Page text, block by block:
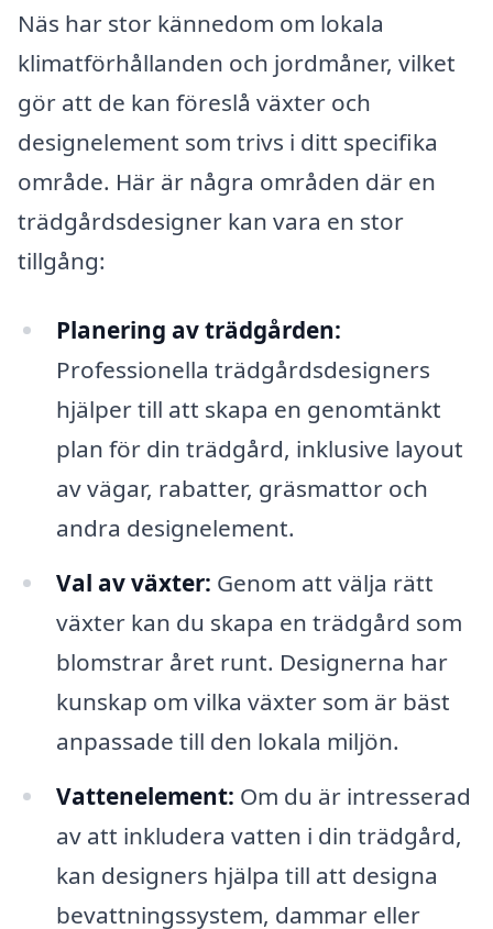
Näs har stor kännedom om lokala
klimatförhållanden och jordmåner, vilket
gör att de kan föreslå växter och
designelement som trivs i ditt specifika
område. Här är några områden där en
trädgårdsdesigner kan vara en stor
tillgång:
Planering av trädgården:
Professionella trädgårdsdesigners
hjälper till att skapa en genomtänkt
plan för din trädgård, inklusive layout
av vägar, rabatter, gräsmattor och
andra designelement.
Val av växter: Genom att välja rätt
växter kan du skapa en trädgård som
blomstrar året runt. Designerna har
kunskap om vilka växter som är bäst
anpassade till den lokala miljön.
Vattenelement: Om du är intresserad
av att inkludera vatten i din trädgård,
kan designers hjälpa till att designa
bevattningssystem, dammar eller